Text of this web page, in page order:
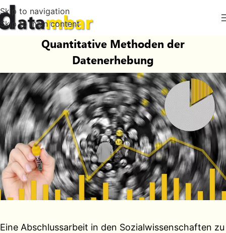
Skip to navigation
Skip to main content
Quantitative Methoden der
Datenerhebung
Eine Abschlussarbeit in den Sozialwissenschaften zu